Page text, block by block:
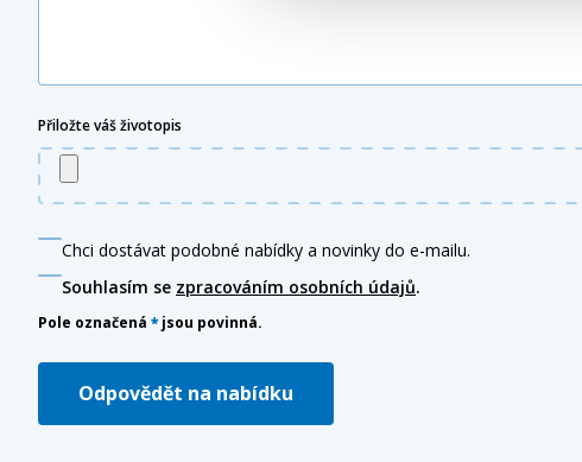
Přiložte váš životopis
Chci dostávat podobné nabídky a novinky do e-mailu.
Souhlasím se zpracováním osobních údajů.
Pole označená * jsou povinná.
Odpovědět na nabídku